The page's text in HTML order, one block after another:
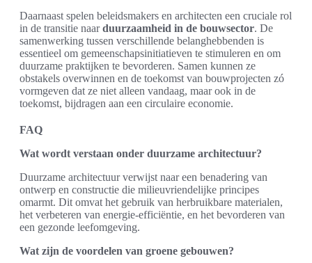
Daarnaast spelen beleidsmakers en architecten een cruciale rol
in de transitie naarduurzaamheid in de bouwsector. De
samenwerking tussen verschillende belanghebbenden is
essentieel om gemeenschapsinitiatieven te stimuleren en om
duurzame praktijken te bevorderen. Samen kunnen ze
obstakels overwinnen en de toekomst van bouwprojecten zó
vormgeven dat ze niet alleen vandaag, maar ook in de
toekomst, bijdragen aan een circulaire economie.
FAQ
Wat wordt verstaan onder duurzame architectuur?
Duurzame architectuur verwijst naar een benadering van
ontwerp en constructie die milieuvriendelijke principes
omarmt. Dit omvat het gebruik van herbruikbare materialen,
het verbeteren van energie-efficiëntie, en het bevorderen van
een gezonde leefomgeving.
Wat zijn de voordelen van groene gebouwen?